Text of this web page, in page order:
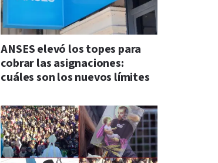
ANSES elevó los topes para
cobrar las asignaciones:
cuáles son los nuevos límites